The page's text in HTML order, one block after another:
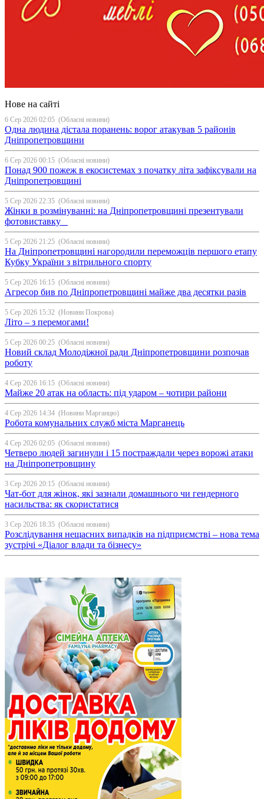
Нове на сайті
6 Сер 2026 02:05 (Обласні новини)
Одна людина дістала поранень: ворог атакував 5 районів
Дніпропетровщини
6 Сер 2026 00:15 (Обласні новини)
Понад 900 пожеж в екосистемах з початку літа зафіксували на
Дніпропетровщині
5 Сер 2026 22:35 (Обласні новини)
Жінки в розмінуванні: на Дніпропетровщині презентували
фотовиставку
5 Сер 2026 21:25 (Обласні новини)
На Дніпропетровщині нагородили переможців першого етапу
Кубку України з вітрильного спорту
5 Сер 2026 16:15 (Обласні новини)
Агресор бив по Дніпропетровщині майже два десятки разів
5 Сер 2026 15:32 (Новини Покрова)
Літо – з перемогами!
5 Сер 2026 00:25 (Обласні новини)
Новий склад Молодіжної ради Дніпропетровщини розпочав
роботу
4 Сер 2026 16:15 (Обласні новини)
Майже 20 атак на область: під ударом – чотири райони
4 Сер 2026 14:34 (Новини Марганцю)
Робота комунальних служб міста Марганець
4 Сер 2026 02:05 (Обласні новини)
Четверо людей загинули і 15 постраждали через ворожі атаки
на Дніпропетровщину
3 Сер 2026 20:15 (Обласні новини)
Чат-бот для жінок, які зазнали домашнього чи гендерного
насильства: як скористатися
3 Сер 2026 18:35 (Обласні новини)
Розслідування нещасних випадків на підприємстві – нова тема
зустрічі «Діалог влади та бізнесу»